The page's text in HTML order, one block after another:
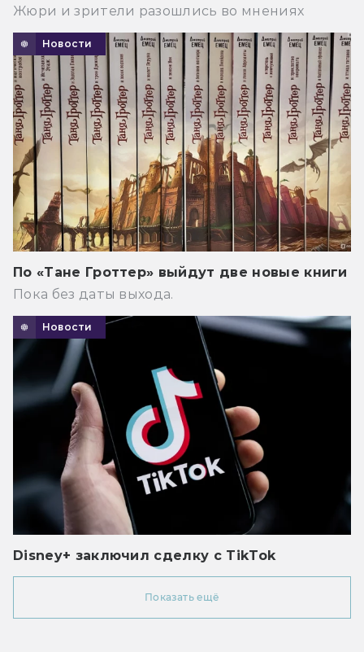
Жюри и зрители разошлись во мнениях
Новости
По «Тане Гроттер» выйдут две новые книги
Пока без даты выхода.
Новости
Disney+ заключил сделку с TikTok
Показать ещё